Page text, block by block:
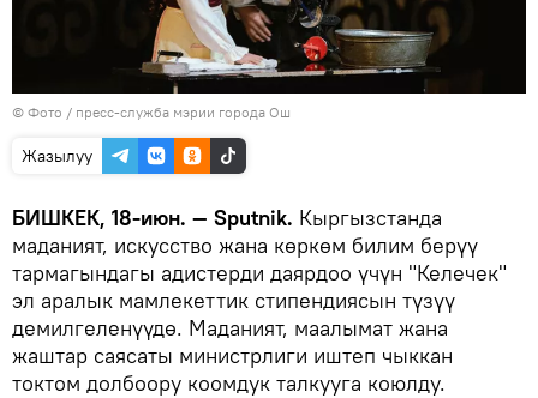
© Фото / пресс-служба мэрии города Ош
Жазылуу
БИШКЕК, 18-июн. — Sputnik. Кыргызстанда
маданият, искусство жана көркөм билим берүү
тармагындагы адистерди даярдоо үчүн "Келечек"
эл аралык мамлекеттик стипендиясын түзүү
демилгеленүүдө. Маданият, маалымат жана
жаштар саясаты министрлиги иштеп чыккан
токтом долбоору коомдук талкууга коюлду.